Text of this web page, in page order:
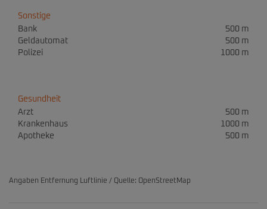
Sonstige
Bank
500 m
Geldautomat
500 m
Polizei
1000 m
Gesundheit
Arzt
500 m
Krankenhaus
1000 m
Apotheke
500 m
Angaben Entfernung Luftlinie / Quelle: OpenStreetMap